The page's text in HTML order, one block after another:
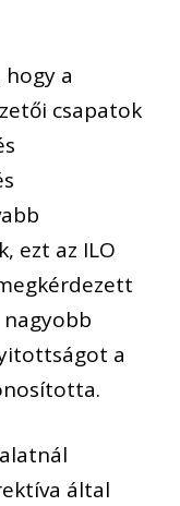
a
csapatok
ezt az ILO
a
által